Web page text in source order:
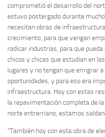
comprometió el desarrollo del
estuvo postergado durante
necesitan obras de
crecimiento, para que vengan
radicar industrias, para que
chicos y chicas que estudian en
lugares y no tengan que emigrar
oportunidades, y para eso era
infraestructura. Hoy con estas
la repavimentación completa de
norte entrerriano, estamos
“También hoy con esta obra de